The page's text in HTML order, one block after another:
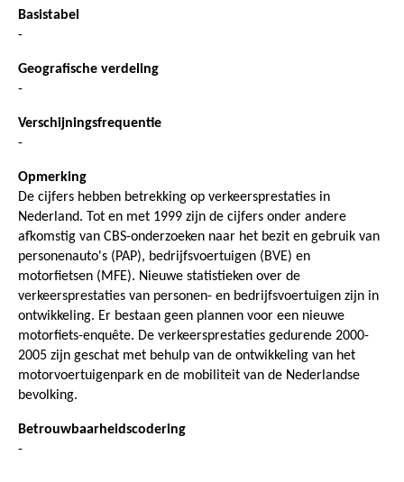
Basistabel
-
Geografische verdeling
-
Verschijningsfrequentie
-
Opmerking
De cijfers hebben betrekking op verkeersprestaties in
Nederland. Tot en met 1999 zijn de cijfers onder andere
afkomstig van CBS-onderzoeken naar het bezit en gebruik van
personenauto's (PAP), bedrijfsvoertuigen (BVE) en
motorfietsen (MFE). Nieuwe statistieken over de
verkeersprestaties van personen- en bedrijfsvoertuigen zijn in
ontwikkeling. Er bestaan geen plannen voor een nieuwe
motorfiets-enquête. De verkeersprestaties gedurende 2000-
2005 zijn geschat met behulp van de ontwikkeling van het
motorvoertuigenpark en de mobiliteit van de Nederlandse
bevolking.
Betrouwbaarheidscodering
-